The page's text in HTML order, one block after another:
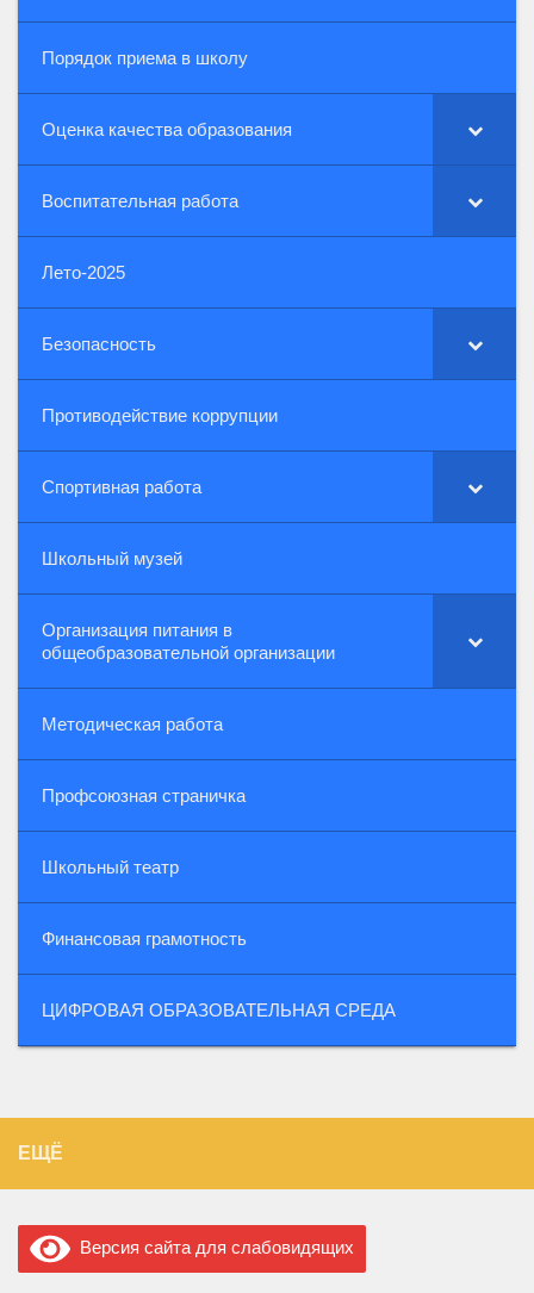
Порядок приема в школу
Оценка качества образования
Воспитательная работа
Лето-2025
Безопасность
Противодействие коррупции
Спортивная работа
Школьный музей
Организация питания в
общеобразовательной организации
Методическая работа
Профсоюзная страничка
Школьный театр
Финансовая грамотность
ЦИФРОВАЯ ОБРАЗОВАТЕЛЬНАЯ СРЕДА
ЕЩЁ
Версия сайта для слабовидящих